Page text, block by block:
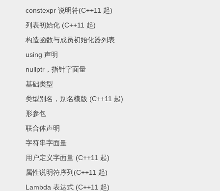
constexpr 说明符(C++11 起)
列表初始化 (C++11 起)
构造函数与成员初始化器列表
using 声明
nullptr，指针字面量
基础类型
类型别名，别名模版 (C++11 起)
形参包
联合体声明
字符串字面量
用户定义字面量 (C++11 起)
属性说明符序列(C++11 起)
Lambda 表达式 (C++11 起)